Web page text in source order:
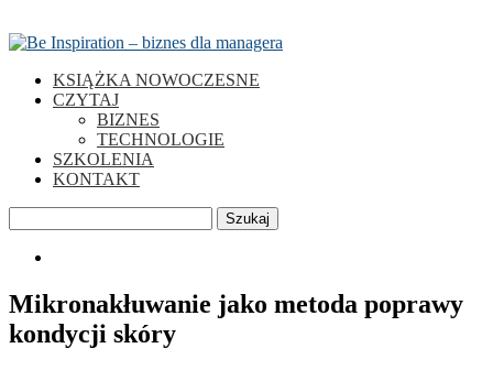
KSIĄŻKA NOWOCZESNE
CZYTAJ
BIZNES
TECHNOLOGIE
SZKOLENIA
KONTAKT
Szukaj
Mikronakłuwanie jako metoda poprawy
kondycji skóry